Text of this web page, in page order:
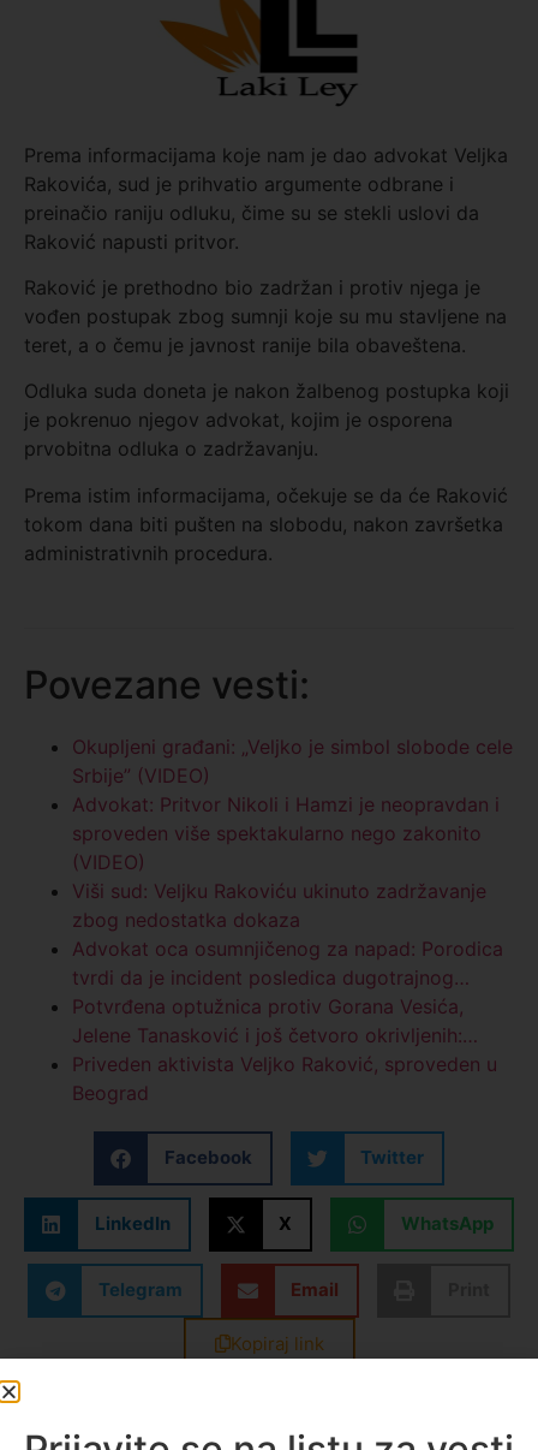
Prema informacijama koje nam je dao advokat Veljka
Rakovića, sud je prihvatio argumente odbrane i
preinačio raniju odluku, čime su se stekli uslovi da
Raković napusti pritvor.
Raković je prethodno bio zadržan i protiv njega je
vođen postupak zbog sumnji koje su mu stavljene na
teret, a o čemu je javnost ranije bila obaveštena.
Odluka suda doneta je nakon žalbenog postupka koji
je pokrenuo njegov advokat, kojim je osporena
prvobitna odluka o zadržavanju.
Prema istim informacijama, očekuje se da će Raković
tokom dana biti pušten na slobodu, nakon završetka
administrativnih procedura.
Povezane vesti:
Okupljeni građani: „Veljko je simbol slobode cele
Srbije” (VIDEO)
Advokat: Pritvor Nikoli i Hamzi je neopravdan i
sproveden više spektakularno nego zakonito
(VIDEO)
Viši sud: Veljku Rakoviću ukinuto zadržavanje
zbog nedostatka dokaza
Advokat oca osumnjičenog za napad: Porodica
tvrdi da je incident posledica dugotrajnog…
Potvrđena optužnica protiv Gorana Vesića,
Jelene Tanasković i još četvoro okrivljenih:…
Priveden aktivista Veljko Raković, sproveden u
Beograd
Facebook Twitter
LinkedIn X WhatsApp
Telegram Email
Kopiraj link